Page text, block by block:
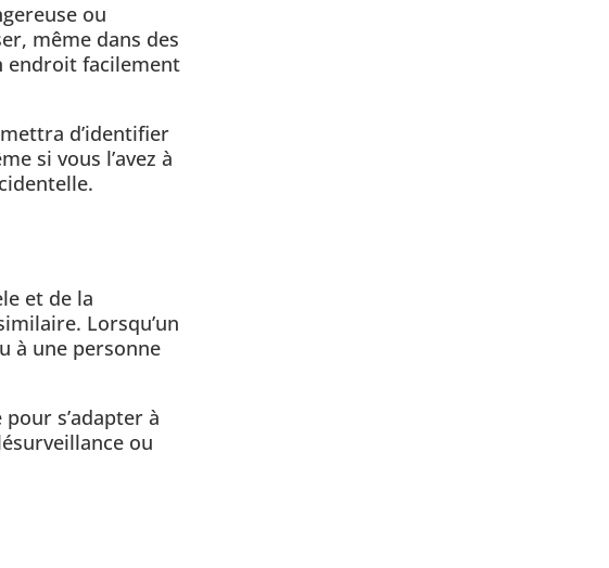
ou
même dans des
endroit facilement
d’identifier
si vous l’avez à
et de la
Lorsqu’un
à une personne
s’adapter à
ou